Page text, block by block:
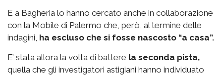
E a Bagheria lo hanno cercato anche in collaborazione
con la Mobile di Palermo che, però, al termine delle
indagini, ha escluso che si fosse nascosto “a casa”.
E’ stata allora la volta di battere la seconda pista,
quella che gli investigatori astigiani hanno individuato